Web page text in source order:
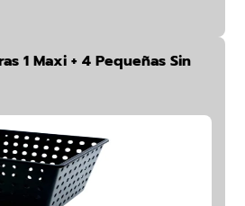
1 Maxi + 4 Pequeñas Sin